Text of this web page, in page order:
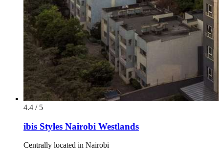
4.4 / 5
ibis Styles Nairobi Westlands
Centrally located in Nairobi